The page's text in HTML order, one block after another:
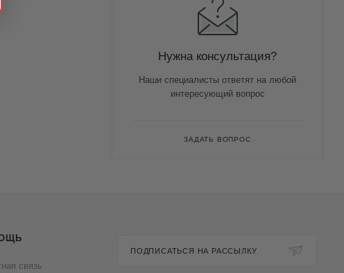
Нужна консультация?
Наши специалисты ответят на любой
интересующий вопрос
ЗАДАТЬ ВОПРОС
связь
ПОДПИСАТЬСЯ НА РАССЫЛКУ